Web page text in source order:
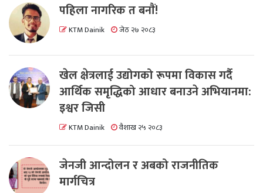
पहिला नागरिक त बनाैं!
KTM Dainik जेठ २७ २०८३
खेल क्षेत्रलाई उद्योगको रूपमा विकास गर्दै
आर्थिक समृद्धिको आधार बनाउने अभियानमा:
इश्वर जिसी
KTM Dainik वैशाख २५ २०८३
जेनजी आन्दोलन र अबको राजनीतिक
मार्गचित्र